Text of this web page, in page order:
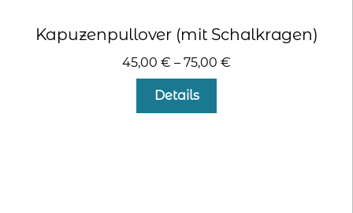
Kapuzenpullover (mit Schalkragen)
45,00 € – 75,00 €
Details